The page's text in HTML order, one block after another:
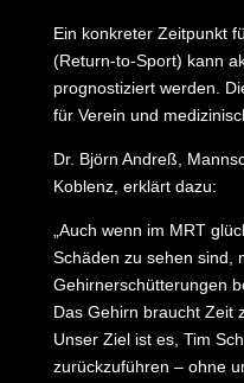
Ein konkreter Zeitpunkt
(Return-to-Sport) kann
prognostiziert werden.
für Verein und
Dr. Björn Andreß,
Koblenz, erklärt dazu:
„Auch wenn im MRT
Schäden zu sehen sind,
Gehirnerschütterungen
Das Gehirn braucht Zeit
Unser Ziel ist es, Tim
zurückzuführen – ohne